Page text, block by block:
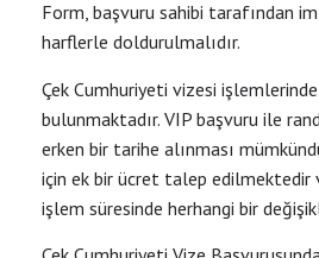
Form, başvuru sahibi tarafından
harflerle doldurulmalıdır.
Çek Cumhuriyeti vizesi
bulunmaktadır. VIP başvuru ile
erken bir tarihe alınması
için ek bir ücret talep edilmektedir
işlem süresinde herhangi bir